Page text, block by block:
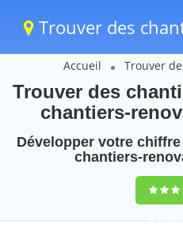
Trouver des
Accueil Trouver
Trouver des
chantiers-
Développer votre
chantiers-
9,5